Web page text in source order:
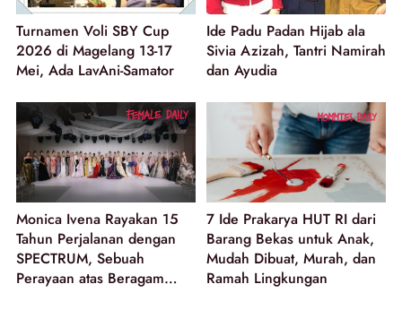
Turnamen Voli SBY Cup
2026 di Magelang 13-17
Mei, Ada LavAni-Samator
Ide Padu Padan Hijab ala
Sivia Azizah, Tantri Namirah
dan Ayudia
Monica Ivena Rayakan 15
Tahun Perjalanan dengan
SPECTRUM, Sebuah
Perayaan atas Beragam
7 Ide Prakarya HUT RI dari
Barang Bekas untuk Anak,
Mudah Dibuat, Murah, dan
Ramah Lingkungan